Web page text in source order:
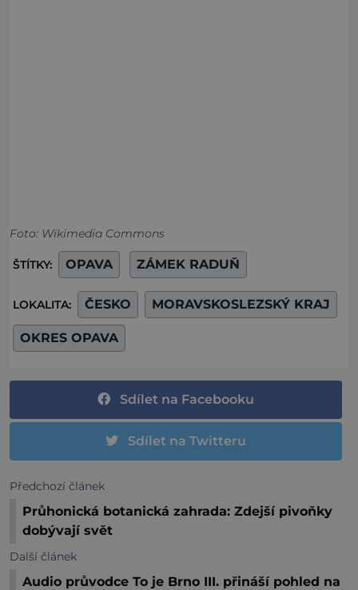
Foto: Wikimedia Commons
ŠTÍTKY: OPAVA ZÁMEK RADUŇ
LOKALITA: ČESKO MORAVSKOSLEZSKÝ KRAJ
OKRES OPAVA
Sdílet na Facebooku
Sdílet na Twitteru
Předchozí článek
Průhonická botanická zahrada: Zdejší pivoňky
dobývají svět
Další článek
Audio průvodce To je Brno III. přináší pohled na